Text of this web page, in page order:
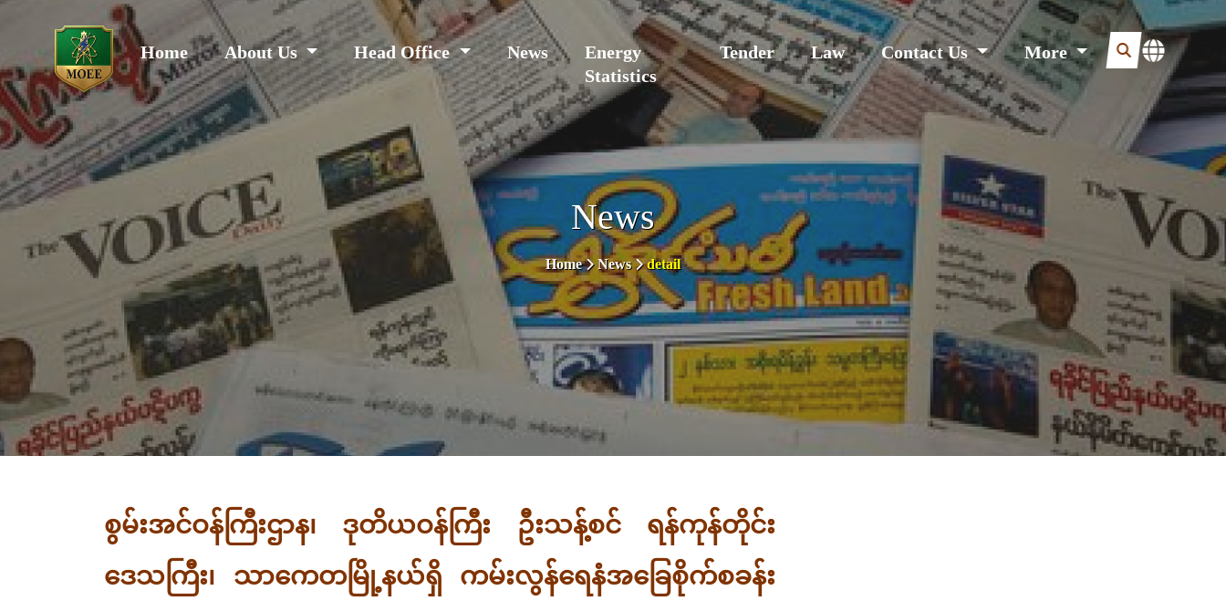
Home About Us Head Office News
Energy
Statistics
Tender Law Contact Us More
News
Home News detail
စွမ်းအင်ဝန်ကြီးဌာန၊ ဒုတိယဝန်ကြီး ဦးသန့်စင် ရန်ကုန်တိုင်း
ဒေသကြီး၊ သာကေတမြို့နယ်ရှိ ကမ်းလွန်ရေနံအခြေစိုက်စခန်း